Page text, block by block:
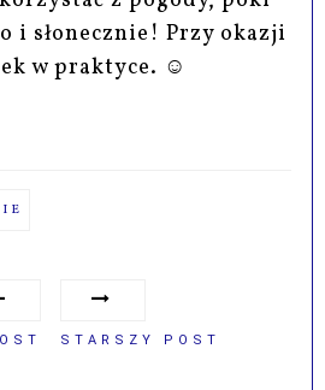
i słonecznie! Przy okazji
w praktyce. ☺
STARSZY POST